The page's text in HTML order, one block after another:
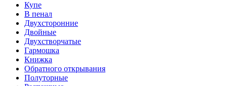
Купе
В пенал
Двухсторонние
Двойные
Двухстворчатые
Гармошка
Книжка
Обратного открывания
Полуторные